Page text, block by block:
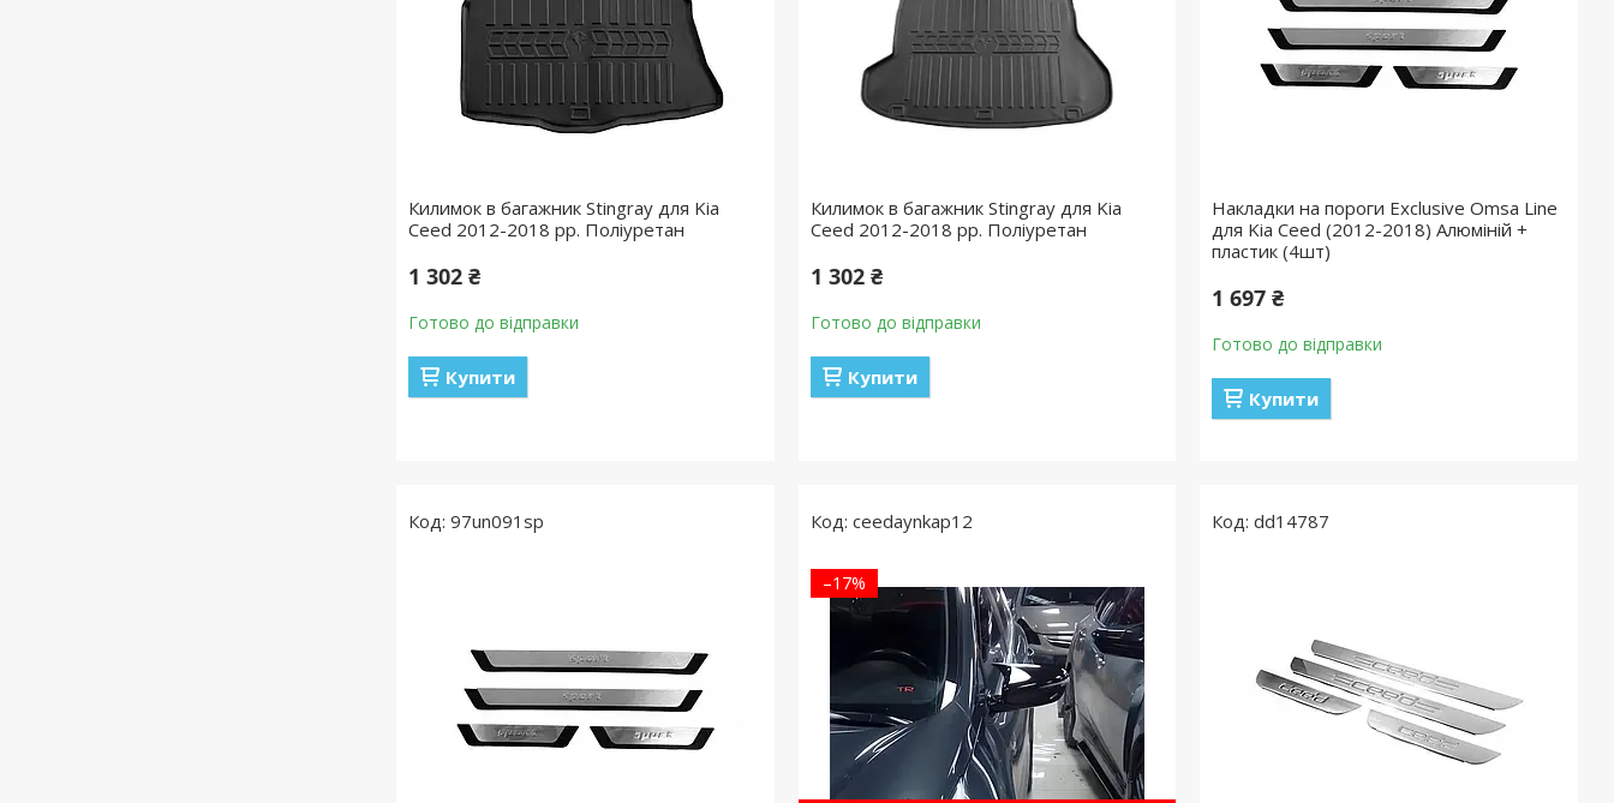
Килимок в багажник Stingray для Kia
Ceed 2012-2018 рр. Поліуретан
1 302 ₴
Готово до відправки
Купити
Килимок в багажник Stingray для Kia
Ceed 2012-2018 рр. Поліуретан
1 302 ₴
Готово до відправки
Купити
Накладки на пороги Exclusive Omsa Line
для Kia Ceed (2012-2018) Алюміній +
пластик (4шт)
1 697 ₴
Готово до відправки
Купити
97un091sp ceedaynkap12
–17%
dd14787